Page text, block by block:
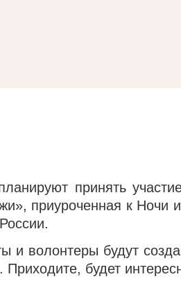
принять
приуроченная к Ночи
и волонтеры будут
будет